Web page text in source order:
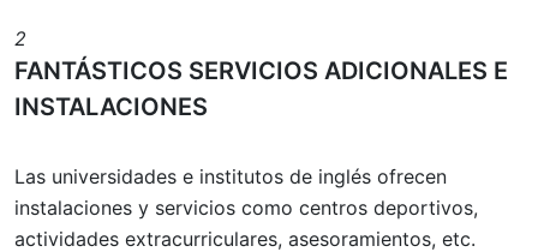
2
FANTÁSTICOS SERVICIOS ADICIONALES E
INSTALACIONES
Las universidades e institutos de inglés ofrecen
instalaciones y servicios como centros deportivos,
actividades extracurriculares, asesoramientos, etc.